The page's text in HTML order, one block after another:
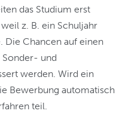
das Studium erst
z. B. ein Schuljahr
Chancen auf einen
und
werden. Wird ein
Bewerbung automatisch
teil.